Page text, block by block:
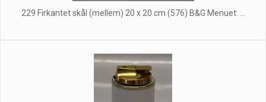
229 Firkantet skål (mellem) 20 x 20 cm (576) B&G Menuet: ...